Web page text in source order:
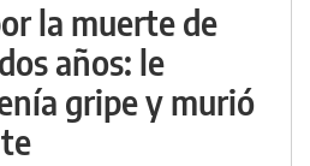
la muerte de
años: le
gripe y murió